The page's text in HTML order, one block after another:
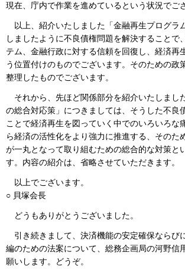
現在、庁内で作業を進めているという状況でご
以上、紹介いたしました「金融再生プログラ
しましたように不良債権問題を解決することで
テム、金融行政に対する信頼を回復し、経済再
う位置付けのものでございます。そのための政
整理したものでございます。
それから、先ほど関係部分を紹介いたしまし
の総合対応策」につきましては、そうした不良
ことで経済再生を図っていく中でのいろいろな
ら経済の活性化をより強力に推進する、そのた
が一丸となって取り組むための総合的な対策と
す。内容の紹介は、省略させていただきます。
以上でございます。
○ 貝塚会長
どうもありがとうございました。
引き続きまして、決済機能の安定確保ならび
編のための法案について、総務企画局の河野信
願いします。どうぞ。